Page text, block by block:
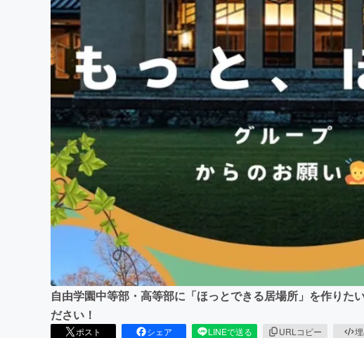
テクノロジー・ガジェット ゲーム
映像・映画 書籍・
ビジネス・起業 チャレ
まちづくり・地域活性化
自由学園中等部・高等部に「ほっとできる居場所」を作りた
ださい！
ポスト シェア LINEで送る URLコピー